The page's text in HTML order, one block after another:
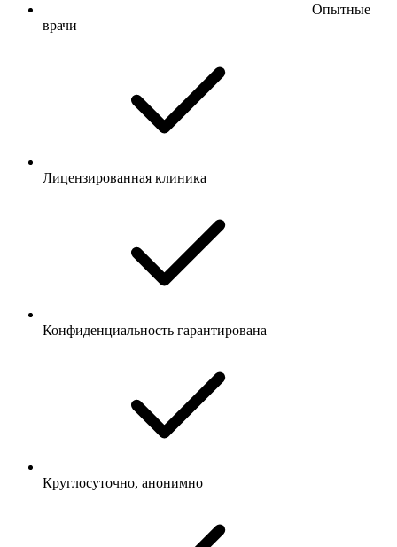
Опытные
врачи
Лицензированная клиника
Конфиденциальность гарантирована
Круглосуточно, анонимно